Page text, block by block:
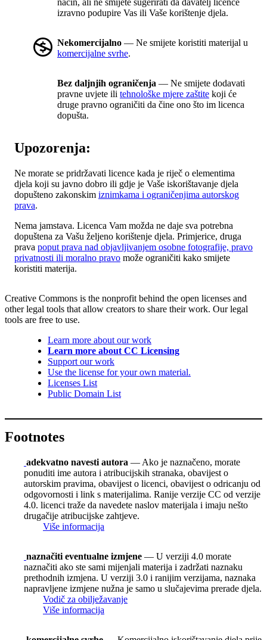
način, ali ne smijete sugerirati da davatelj licence
izravno podupire Vas ili Vaše korištenje djela.
Nekomercijalno — Ne smijete koristiti materijal u
komercijalne svrhe.
Bez daljnjih ograničenja — Ne smijete dodavati
pravne uvjete ili tehnološke mjere zaštite koji će
druge pravno ograničiti da čine ono što im licenca
dopušta.
Upozorenja:
Ne morate se pridržavati licence kada je riječ o elementima
djela koji su javno dobro ili gdje je Vaše iskorištavanje djela
dopušteno zakonskim iznimkama i ograničenjima autorskog
prava.
Nema jamstava. Licenca Vam možda ne daje sva potrebna
dopuštena za Vašu željeno korištenje djela. Primjerice, druga
prava poput prava nad objavljivanjem osobne fotografije, pravo
privatnosti ili moralno pravo može ograničiti kako smijete
koristiti materija.
Creative Commons is the nonprofit behind the open licenses and
other legal tools that allow creators to share their work. Our legal
tools are free to use.
Learn more about our work
Learn more about CC Licensing
Support our work
Use the license for your own material.
Licenses List
Public Domain List
Footnotes
adekvatno navesti autora — Ako je naznačeno, morate
ponuditi ime autora i atribucijskih stranaka, obavijest o
autorskim pravima, obavijest o licenci, obavijest o odricanju od
odgovornosti i link s materijalima. Ranije verzije CC od verzije
4.0. licenci traže da navedete naslov materijala i imaju nešto
drugačije atribucijske zahtjeve.
Više informacija
naznačiti eventualne izmjene — U verziji 4.0 morate
naznačiti ako ste sami mijenjali materija i zadržati naznaku
prethodnih izmjena. U verziji 3.0 i ranijim verzijama, naznaka
napravljene izmjene nužna je samo u slučajevima prerade djela.
Vodič za obilježavanje
Više informacija